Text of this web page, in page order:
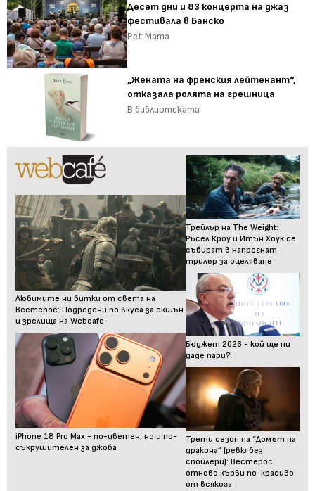
Десет дни и 83 концерта на джаз
фестивала в Банско
Pet Mama
„Жената на френския лейтенант“,
отказала ролята на грешница
В библиотеката
Любимите ни битки от света на
Вестерос: Подредени по вкуса за екшън
и зрелища на Webcafe
iPhone 18 Pro Max - по-цветен, но и по-
съкрушителен за джоба
Трейлър на The Weight:
Ръсел Кроу и Итън Хоук се
събират в напрегнат
трилър за оцеляване
Бюджет 2026 - кой ще ни
даде пари?!
Трети сезон на “Домът на
дракона” (ревю без
спойлери): Вестерос
отново кърви по-красиво
от всякога